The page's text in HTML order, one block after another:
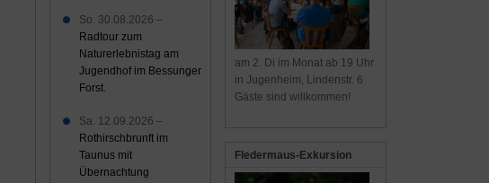
am 2. Di im Monat ab 19 Uhr
in Jugenheim, Lindenstr. 6
Gäste sind willkommen!
Fledermaus-Exkursion
So. 30.08.2026 –
Radtour zum
Naturerlebnistag am
Jugendhof im Bessunger
Forst.
Sa. 12.09.2026 –
Rothirschbrunft im
Taunus mit
Übernachtung